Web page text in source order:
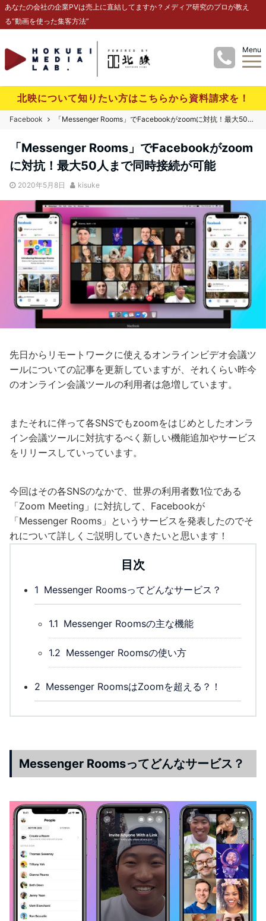
あなたの会社の企業PVは売上に直結してますか？メディア研究のプロが教え
る”動画を使った集客方法”
Menu
北映について知りたい方はこちらから資料請求を！
Facebook 「Messenger Rooms」でFacebookがzoomに対抗！最大50人まで同時接続が可能
「Messenger Rooms」でFacebookがzoom
に対抗！最大50人まで同時接続が可能
2020年5月8日 kisuke
先日からリモートワークに使えるオンラインビデオ会議ツ
ールについての記事を更新していますが、それくらい昨今
のオンライン会議ツールの利用者は急増しています。
またそれに伴って各SNSでもzoomをはじめとしたオンラ
イン会議ツールに対抗するべく新しい機能追加やサービス
をリリースしていっています。
今回はその各SNSのなかで、世界の利用者数1位である
「Zoom Meeting」に対抗して、Facebookが
「Messenger Rooms」というサービスを発表したのでそ
れについて詳しくご説明していきたいと思います！
目次
1 Messenger Roomsってどんなサービス？
1.1 Messenger Roomsの主な機能
1.2 Messenger Roomsの使い方
2 Messenger RoomsはZoomを超える？！
Messenger Roomsってどんなサービス？